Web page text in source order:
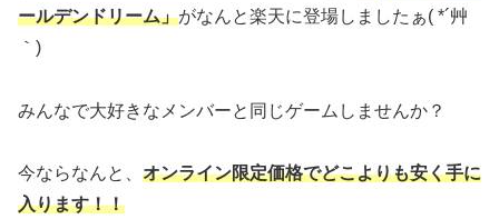
ールデンドリーム」がなんと楽天に登場しましたぁ( *´艸
｀)
みんなで大好きなメンバーと同じゲームしませんか？
今ならなんと、 オンライン限定価格でどこよりも安く手に
入ります！！